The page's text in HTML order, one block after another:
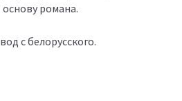
романа.
с белорусского.